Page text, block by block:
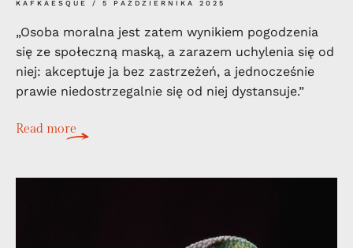
KAFKAESQUE 5 PAŹDZIERNIKA 2025
„Osoba moralna jest zatem wynikiem pogodzenia
się ze społeczną maską, a zarazem uchylenia się od
niej: akceptuje ja bez zastrzeżeń, a jednocześnie
prawie niedostrzegalnie się od niej dystansuje.”
Read more